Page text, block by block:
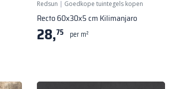
Redsun | Goedkope tuintegels kopen
Recto 60x30x5 cm Kilimanjaro
28,75 per m²